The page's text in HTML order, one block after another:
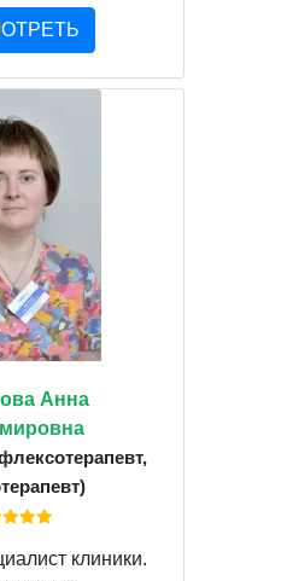
Анна
клиники.